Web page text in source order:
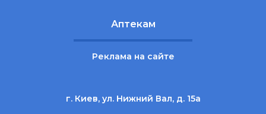
Аптекам
Реклама на сайте
г. Киев, ул. Нижний Вал, д. 15а